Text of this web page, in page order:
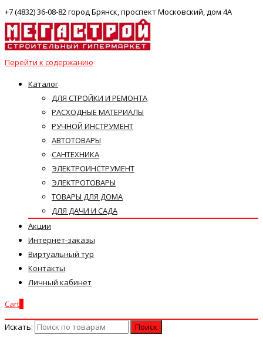
+7 (4832) 36-08-82 город Брянск, проспект Московский, дом 4А
Перейти к содержанию
Каталог
ДЛЯ СТРОЙКИ И РЕМОНТА
РАСХОДНЫЕ МАТЕРИАЛЫ
РУЧНОЙ ИНСТРУМЕНТ
АВТОТОВАРЫ
САНТЕХНИКА
ЭЛЕКТРОИНСТРУМЕНТ
ЭЛЕКТРОТОВАРЫ
ТОВАРЫ ДЛЯ ДОМА
ДЛЯ ДАЧИ И САДА
Акции
Интернет-заказы
Виртуальный тур
Контакты
Личный кабинет
Cart
Искать: